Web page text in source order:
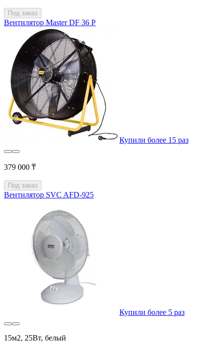
Под заказ
Вентилятор Master DF 36 P
Купили более 15 раз
379 000 ₸
Под заказ
Вентилятор SVC AFD-925
Купили более 5 раз
15м2, 25Вт, белый